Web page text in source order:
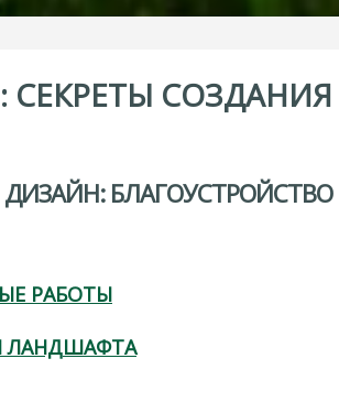
СЕКРЕТЫ СОЗДАНИЯ
ДИЗАЙН: БЛАГОУСТРОЙСТВО
РАБОТЫ
ЛАНДШАФТА